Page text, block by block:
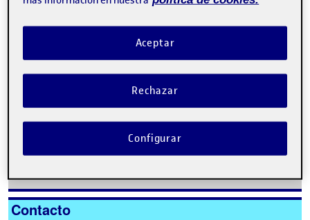
Tweet
La inscripción ha finalizado.
Contacto
Rechazar
Aceptar
Configurar